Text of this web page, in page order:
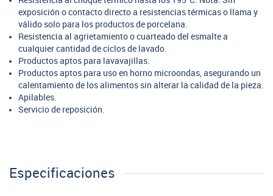
exposición o contacto directo a resistencias térmicas o llama y
válido solo para los productos de porcelana.
Resistencia al agrietamiento o cuarteado del esmalte a
cualquier cantidad de ciclos de lavado.
Productos aptos para lavavajillas.
Productos aptos para uso en horno microondas, asegurando un
calentamiento de los alimentos sin alterar la calidad de la pieza.
Apilables.
Servicio de reposición.
Especificaciones